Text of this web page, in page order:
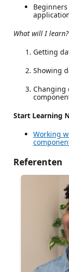
What will I learn?
Getting
Showing
Changing
Start Learning
Working
Referenten